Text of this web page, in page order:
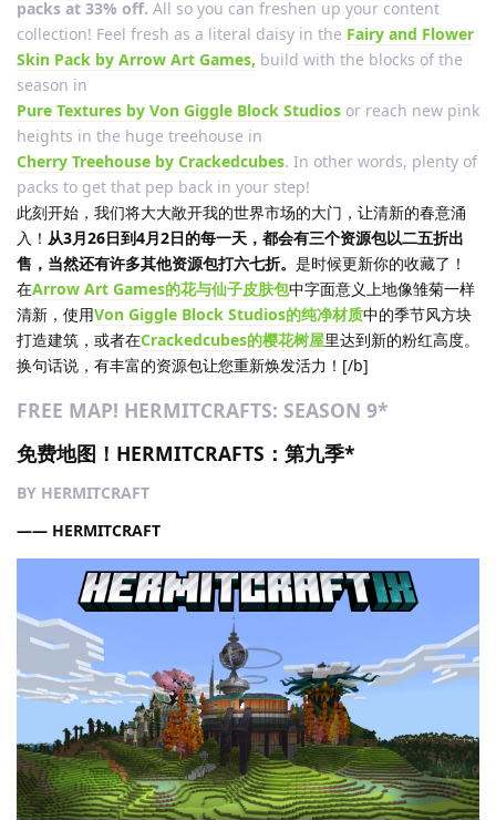
packs at 33% off. All so you can freshen up your content
collection! Feel fresh as a literal daisy in the Fairy and Flower
Skin Pack by Arrow Art Games, build with the blocks of the
season in
Pure Textures by Von Giggle Block Studios or reach new pink
heights in the huge treehouse in
Cherry Treehouse by Crackedcubes. In other words, plenty of
packs to get that pep back in your step!
此刻开始，我们将大大敞开我的世界市场的大门，让清新的春意涌
入！ 从3月26日到4月2日的每一天，都会有三个资源包以二五折出
售，当然还有许多其他资源包打六七折。 是时候更新你的收藏了！
在Arrow Art Games的花与仙子皮肤包中字面意义上地像雏菊一样
清新，使用Von Giggle Block Studios的纯净材质中的季节风方块
打造建筑，或者在Crackedcubes的樱花树屋里达到新的粉红高度。
换句话说，有丰富的资源包让您重新焕发活力！[/b]
FREE MAP! HERMITCRAFTS: SEASON 9*
免费地图！HERMITCRAFTS：第九季*
BY HERMITCRAFT
—— HERMITCRAFT